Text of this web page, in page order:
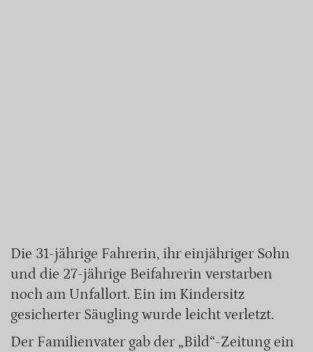
Die 31-jährige Fahrerin, ihr einjähriger Sohn
und die 27-jährige Beifahrerin verstarben
noch am Unfallort. Ein im Kindersitz
gesicherter Säugling wurde leicht verletzt.
Der Familienvater gab der „Bild“-Zeitung ein